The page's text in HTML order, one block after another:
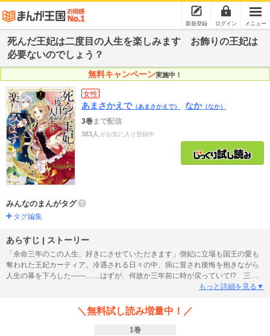
新規登録 ログイン メニュー
死んだ王妃は二度目の人生を楽しみます お飾りの王妃は
必要ないのでしょう？
無料キャンペーン実施中！
女性
あまさかえで（あまさかえで） なか（なか）
3巻まで配信
383人 がお気に入り登録中
みんなのまんがタグ
タグ編集
あらすじ | ストーリー
「余命三年のこの人生、好きにさせていただきます」側妃に立場も国王の愛も
奪われた王妃カーティア。冷遇される日々の中、病に冒され後悔を抱きながら
人生の幕を下ろした――……はずが、何故か三年前に時が戻っていて!? 三年
後に再び病で命を落とすかもしれないのなら、これからは自分のために生きよ
彼女のもとに隣国・アイゼン帝国の宰相がやって来る。政に関わらず、自由を
保証する代わりに皇帝の”お飾りの王妃”にならないかと誘いを受けて――……
もっと詳細を見る▼
＼無料試し読み増量中！／
1巻